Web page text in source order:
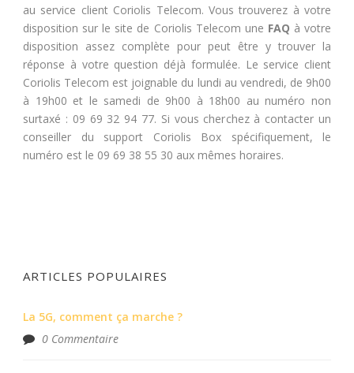
au service client Coriolis Telecom. Vous trouverez à votre
disposition sur le site de Coriolis Telecom une FAQ à votre
disposition assez complète pour peut être y trouver la
réponse à votre question déjà formulée. Le service client
Coriolis Telecom est joignable du lundi au vendredi, de 9h00
à 19h00 et le samedi de 9h00 à 18h00 au numéro non
surtaxé : 09 69 32 94 77. Si vous cherchez à contacter un
conseiller du support Coriolis Box spécifiquement, le
numéro est le 09 69 38 55 30 aux mêmes horaires.
ARTICLES POPULAIRES
La 5G, comment ça marche ?
0 Commentaire